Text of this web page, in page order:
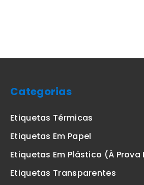
Categorias
Etiquetas Térmicas
Etiquetas Em Papel
Etiquetas Em Plástico (à Prova
Etiquetas Transparentes